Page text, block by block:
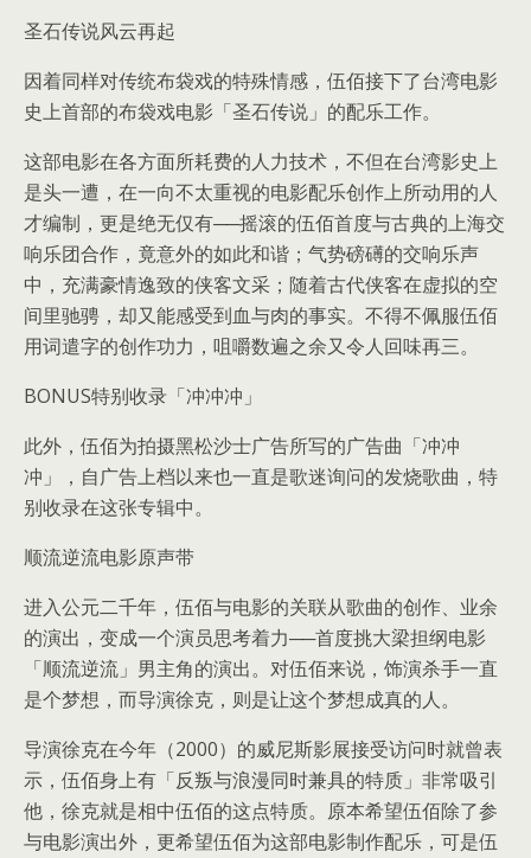
圣石传说风云再起
因着同样对传统布袋戏的特殊情感，伍佰接下了台湾电影
史上首部的布袋戏电影「圣石传说」的配乐工作。
这部电影在各方面所耗费的人力技术，不但在台湾影史上
是头一遭，在一向不太重视的电影配乐创作上所动用的人
才编制，更是绝无仅有──摇滚的伍佰首度与古典的上海交
响乐团合作，竟意外的如此和谐；气势磅礡的交响乐声
中，充满豪情逸致的侠客文采；随着古代侠客在虚拟的空
间里驰骋，却又能感受到血与肉的事实。不得不佩服伍佰
用词遣字的创作功力，咀嚼数遍之余又令人回味再三。
BONUS特别收录「冲冲冲」
此外，伍佰为拍摄黑松沙士广告所写的广告曲「冲冲
冲」，自广告上档以来也一直是歌迷询问的发烧歌曲，特
别收录在这张专辑中。
顺流逆流电影原声带
进入公元二千年，伍佰与电影的关联从歌曲的创作、业余
的演出，变成一个演员思考着力──首度挑大梁担纲电影
「顺流逆流」男主角的演出。对伍佰来说，饰演杀手一直
是个梦想，而导演徐克，则是让这个梦想成真的人。
导演徐克在今年（2000）的威尼斯影展接受访问时就曾表
示，伍佰身上有「反叛与浪漫同时兼具的特质」非常吸引
他，徐克就是相中伍佰的这点特质。原本希望伍佰除了参
与电影演出外，更希望伍佰为这部电影制作配乐，可是伍